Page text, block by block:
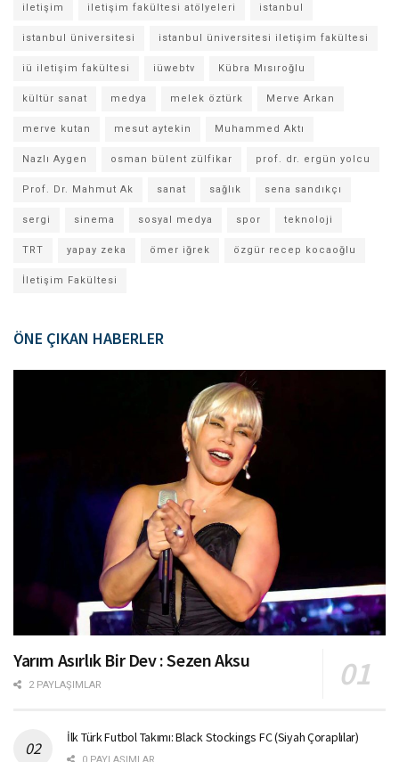
iletişim iletişim fakültesi atölyeleri istanbul
istanbul üniversitesi istanbul üniversitesi iletişim fakültesi
iü iletişim fakültesi iüwebtv Kübra Mısıroğlu
kültür sanat medya melek öztürk Merve Arkan
merve kutan mesut aytekin Muhammed Aktı
Nazlı Aygen osman bülent zülfikar prof. dr. ergün yolcu
Prof. Dr. Mahmut Ak sanat sağlık sena sandıkçı
sergi sinema sosyal medya spor teknoloji
TRT yapay zeka ömer iğrek özgür recep kocaoğlu
İletişim Fakültesi
ÖNE ÇIKAN HABERLER
Yarım Asırlık Bir Dev : Sezen Aksu
2 PAYLAŞIMLAR
İlk Türk Futbol Takımı: Black Stockings FC (Siyah Çoraplılar)